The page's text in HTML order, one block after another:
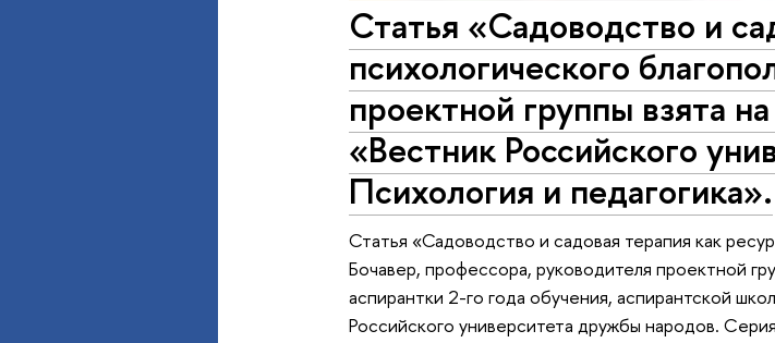
Статья «Садоводство и
психологического
проектной группы взята
«Вестник Российского
Психология и педагогика».
Статья «Садоводство и садовая терапия как
Бочавер, профессора, руководителя проектной
аспирантки 2-го года обучения, аспирантской
Российского университета дружбы народов.